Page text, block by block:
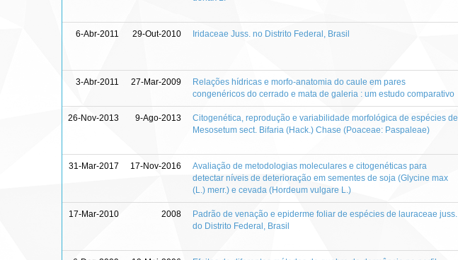
6-Abr-2011 29-Out-2010 Iridaceae Juss. no Distrito Federal, Brasil
3-Abr-2011 27-Mar-2009
Relações hídricas e morfo-anatomia do caule em pares
congenéricos do cerrado e mata de galeria : um estudo comparativo
26-Nov-2013 9-Ago-2013
Citogenética, reprodução e variabilidade morfológica de espécies de
Mesosetum sect. Bifaria (Hack.) Chase (Poaceae: Paspaleae)
31-Mar-2017 17-Nov-2016
Avaliação de metodologias moleculares e citogenéticas para
detectar níveis de deterioração em sementes de soja (Glycine max
(L.) merr.) e cevada (Hordeum vulgare L.)
17-Mar-2010 2008
Padrão de venação e epiderme foliar de espécies de lauraceae juss.
do Distrito Federal, Brasil